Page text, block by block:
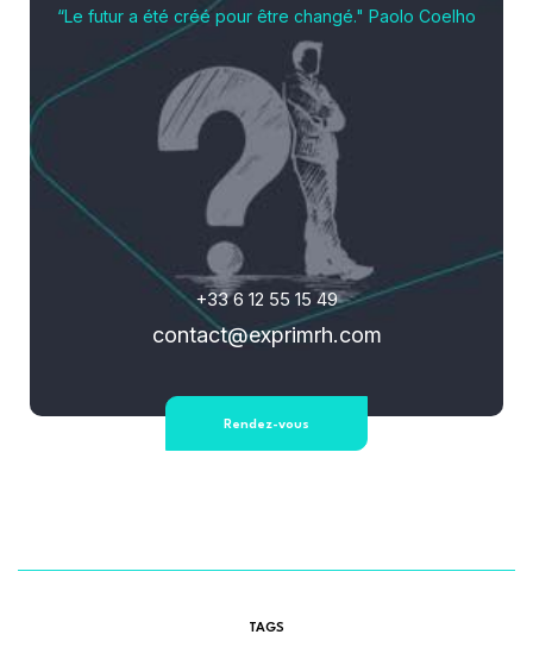
“Le futur a été créé pour être changé." Paolo Coelho
+33 6 12 55 15 49
contact@exprimrh.com
Rendez-vous
TAGS